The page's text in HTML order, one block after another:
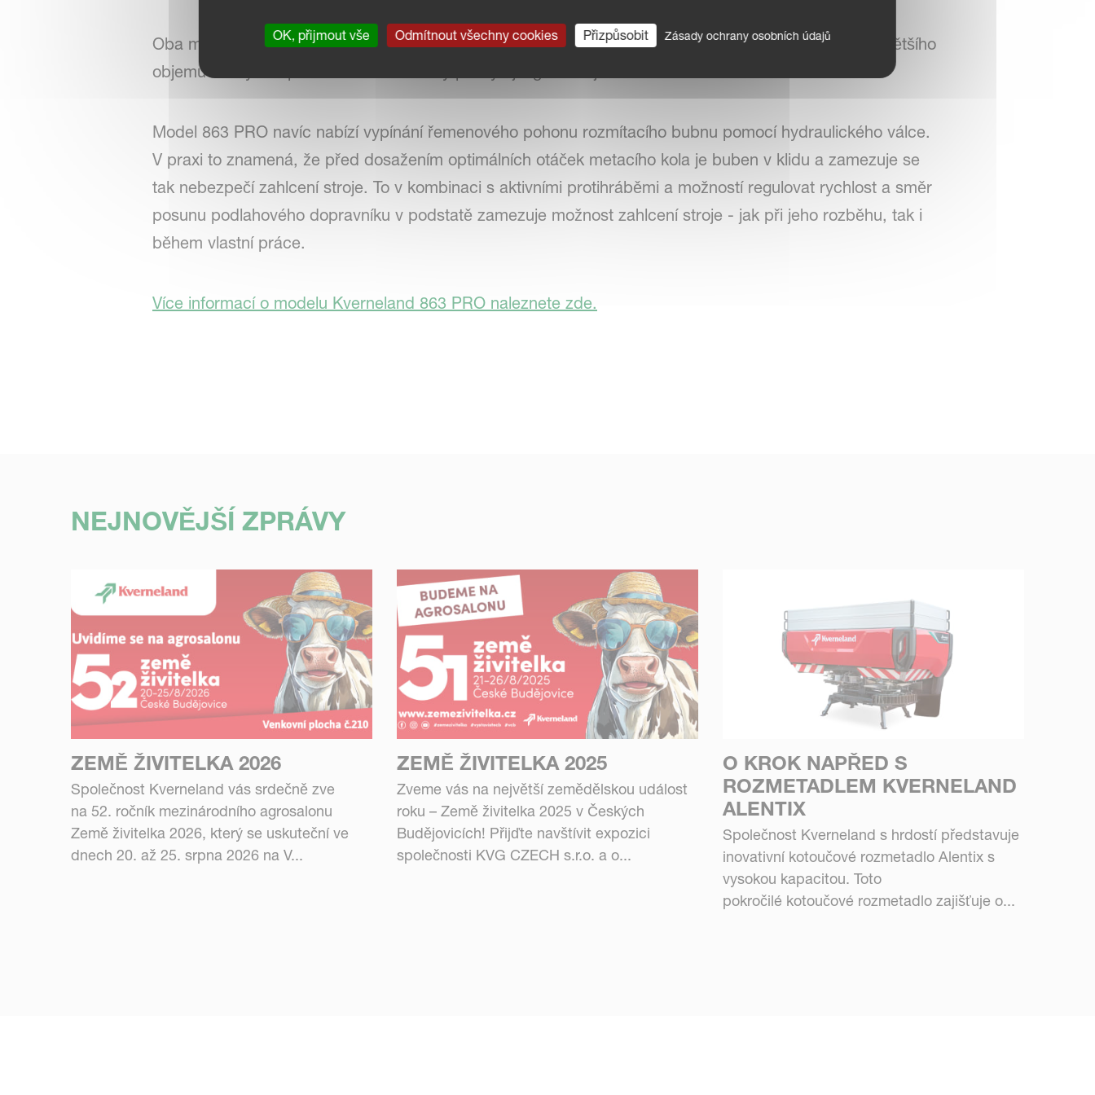
Oba modely mají otočnou koncovku s malým průměrem, který vytváří otevřenější tvar na zpracování většího
objemu slámy. Propracované řezné zuby poskytují agresivnější řez a vedení materiálu do bubnu.
Model 863 PRO navíc nabízí vypínání řemenového pohonu rozmítacího bubnu pomocí hydraulického válce.
V praxi to znamená, že před dosažením optimálních otáček metacího kola je buben v klidu a zamezuje se
tak nebezpečí zahlcení stroje. To v kombinaci s aktivními protihráběmi a možností regulovat rychlost a směr
posunu podlahového dopravníku v podstatě zamezuje možnost zahlcení stroje - jak při jeho rozběhu, tak i
během vlastní práce.
Více informací o modelu Kverneland 863 PRO naleznete zde.
NEJNOVĚJŠÍ ZPRÁVY
ZEMĚ ŽIVITELKA 2026
Společnost Kverneland vás srdečně zve
na 52. ročník mezinárodního agrosalonu
Země živitelka 2026, který se uskuteční ve
dnech 20. až 25. srpna 2026 na V...
ZEMĚ ŽIVITELKA 2025
Zveme vás na největší zemědělskou událost
roku – Země živitelka 2025 v Českých
Budějovicích! Přijďte navštívit expozici
společnosti KVG CZECH s.r.o. a o...
O KROK NAPŘED S
ROZMETADLEM KVERNELAND
ALENTIX
Společnost Kverneland s hrdostí představuje
inovativní kotoučové rozmetadlo Alentix s
vysokou kapacitou. Toto
pokročilé kotoučové rozmetadlo zajišťuje o...
OK, přijmout vše Odmítnout všechny cookies Přizpůsobit Zásady ochrany osobních údajů